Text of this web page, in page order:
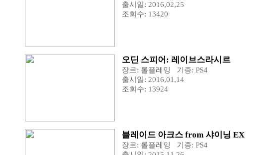
출시일: 2016,02,25
조회수: 13420
오딘 스피어: 레이브스라시르
장르: 롤플레잉 기종: PS4
출시일: 2016,01,14
조회수: 13924
블레이드 아크스 from 샤이닝 EX
장르: 롤플레잉 기종: PS4